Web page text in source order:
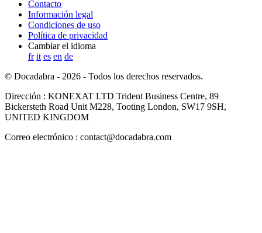
Contacto
Información legal
Condiciones de uso
Política de privacidad
Cambiar el idioma
fr it es en de
© Docadabra - 2026 - Todos los derechos reservados.
Dirección : KONEXAT LTD Trident Business Centre, 89
Bickersteth Road Unit M228, Tooting London, SW17 9SH,
UNITED KINGDOM
Correo electrónico : contact@docadabra.com